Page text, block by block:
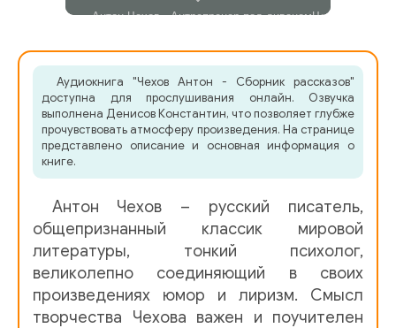
Антон Чехов - Антрепренер под диваномЧехов
Антон Чехов - АптекаршаАП Чехов Аптекарша +++
Антон Чехов - БеззакониеБеззаконие АП Чехов
Антон Чехов - Брак по-расчету_Брак по расче?ту_
Антон Чехов - ВрагиВраги АП Чехов
Антон Чехов - Глупыи? француз АП Чехов Глупыи?
Аудиокнига "Чехов Антон - Сборник рассказов"
доступна для прослушивания онлайн. Озвучка
выполнена Денисов Константин, что позволяет глубже
прочувствовать атмосферу произведения. На странице
представлено описание и основная информация о
книге.
Антон Чехов – русский писатель,
общепризнанный классик мировой
литературы, тонкий психолог,
великолепно соединяющий в своих
произведениях юмор и лиризм. Смысл
творчества Чехова важен и поучителен